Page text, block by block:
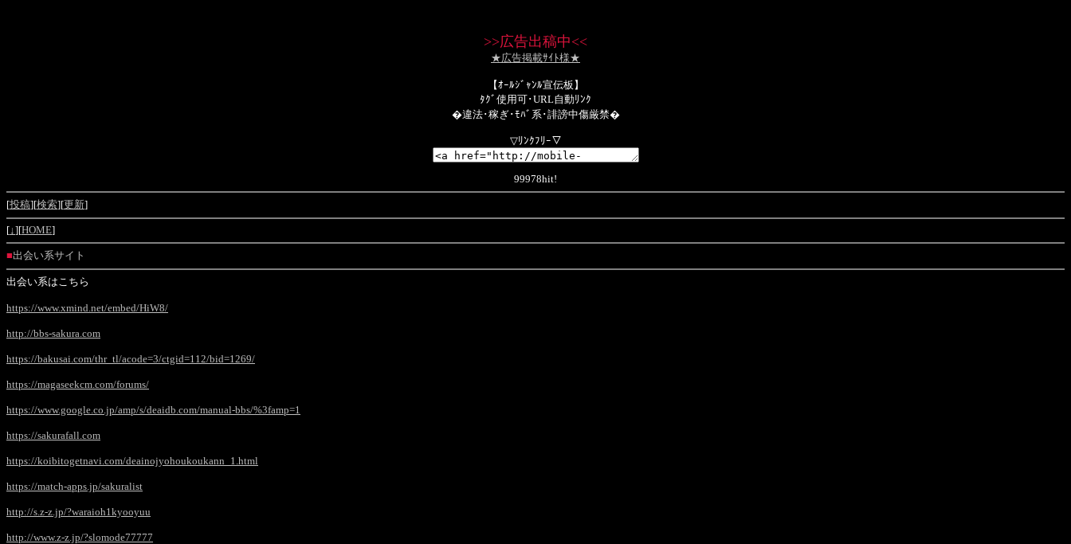
>>広告出稿中<<
★広告掲載ｻｲﾄ様★
【ｵｰﾙｼﾞｬﾝﾙ宣伝板】
ﾀｸﾞ使用可･URL自動ﾘﾝｸ
�違法･稼ぎ･ﾓﾊﾞ系･誹謗中傷厳禁�
▽ﾘﾝｸﾌﾘｰ▽
99978hit!
[投稿][検索][更新]
[↓][HOME]
■出会い系サイト
出会い系はこちら
https://www.xmind.net/embed/HiW8/
http://bbs-sakura.com
https://bakusai.com/thr_tl/acode=3/ctgid=112/bid=1269/
https://magaseekcm.com/forums/
https://www.google.co.jp/amp/s/deaidb.com/manual-bbs/%3famp=1
https://sakurafall.com
https://koibitogetnavi.com/deainojyohoukoukann_1.html
https://match-apps.jp/sakuralist
http://s.z-z.jp/?waraioh1kyooyuu
http://www.z-z.jp/?slomode77777